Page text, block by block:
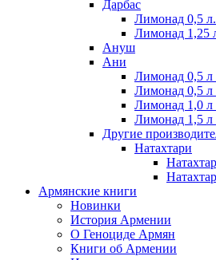
Дарбас
Лимонад 0,5
Лимонад 1,25
Ануш
Ани
Лимонад 0,5 л
Лимонад 0,5
Лимонад 1,0
Лимонад 1,5
Другие
Натахтари
Армянские книги
Новинки
История Армении
О Геноциде Армян
Книги об Армении